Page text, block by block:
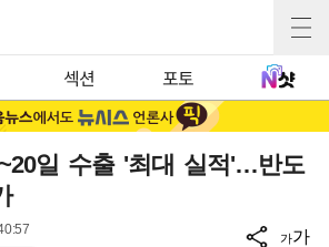
섹션 포토
일 수출 '최대 실적'…반도
가가